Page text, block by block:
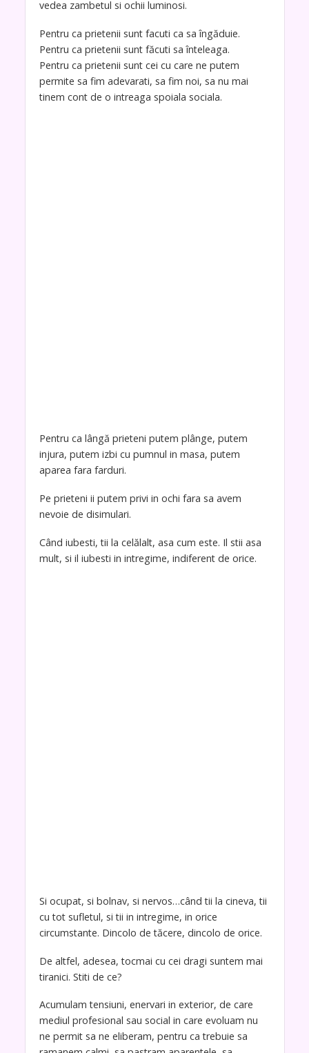
vedea zambetul si ochii luminosi.
Pentru ca prietenii sunt facuti ca sa îngăduie.
Pentru ca prietenii sunt făcuti sa înteleaga.
Pentru ca prietenii sunt cei cu care ne putem
permite sa fim adevarati, sa fim noi, sa nu mai
tinem cont de o intreaga spoiala sociala.
Pentru ca lângă prieteni putem plânge, putem
injura, putem izbi cu pumnul in masa, putem
aparea fara farduri.
Pe prieteni ii putem privi in ochi fara sa avem
nevoie de disimulari.
Când iubesti, tii la celălalt, asa cum este. Il stii asa
mult, si il iubesti in intregime, indiferent de orice.
Si ocupat, si bolnav, si nervos…când tii la cineva, tii
cu tot sufletul, si tii in intregime, in orice
circumstante. Dincolo de tăcere, dincolo de orice.
De altfel, adesea, tocmai cu cei dragi suntem mai
tiranici. Stiti de ce?
Acumulam tensiuni, enervari in exterior, de care
mediul profesional sau social in care evoluam nu
ne permit sa ne eliberam, pentru ca trebuie sa